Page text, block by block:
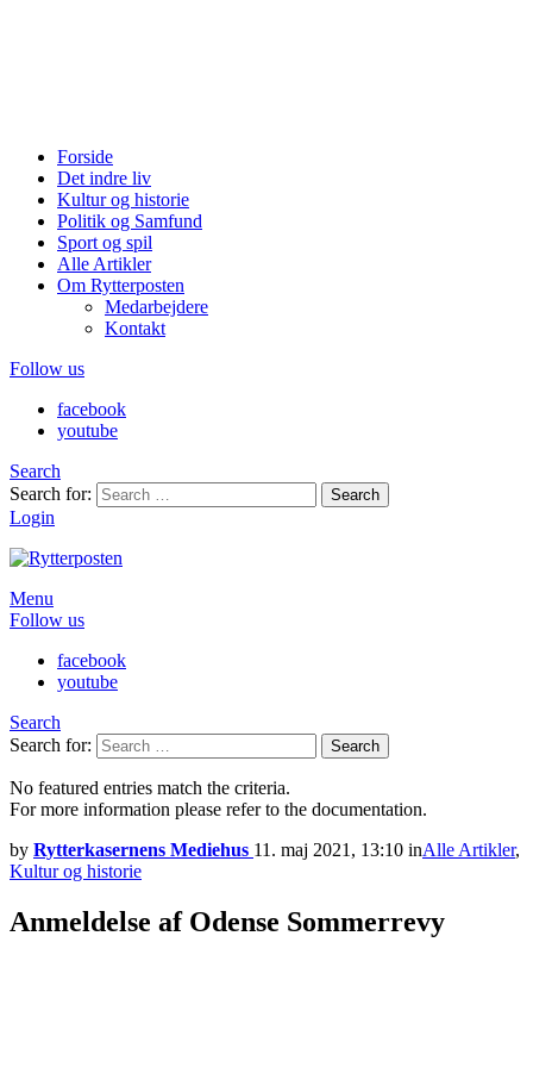
Forside
Det indre liv
Kultur og historie
Politik og Samfund
Sport og spil
Alle Artikler
Om Rytterposten
Medarbejdere
Kontakt
Follow us
facebook
youtube
Search
Search for:
Search
Login
Menu
Follow us
facebook
youtube
Search
Search for:
Search
No featured entries match the criteria.
For more information please refer to the documentation.
by Rytterkasernens Mediehus 11. maj 2021, 13:10 inAlle Artikler,
Kultur og historie
Anmeldelse af Odense Sommerrevy